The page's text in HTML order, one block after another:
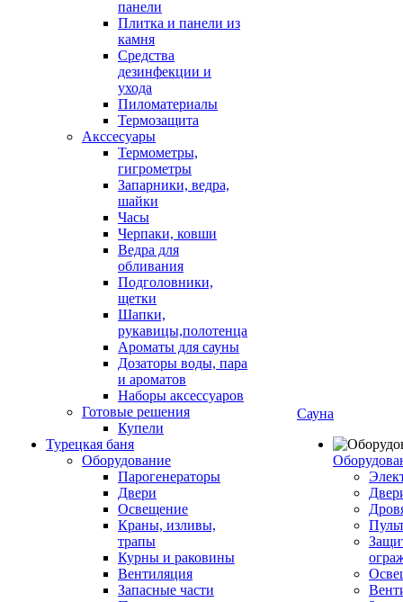
панели
Плитка и панели из
камня
Средства
дезинфекции и
ухода
Пиломатериалы
Термозащита
Аксcесуары
Термометры,
гигрометры
Запарники, ведра,
шайки
Часы
Черпаки, ковши
Ведра для
обливания
Подголовники,
щетки
Шапки,
рукавицы,полотенца
Ароматы для сауны
Дозаторы воды, пара
и ароматов
Наборы аксессуаров
Готовые решения
Купели
Турецкая баня
Оборудование
Парогенераторы
Двери
Освещение
Краны, изливы,
трапы
Курны и раковины
Вентиляция
Запасные части
Сауна